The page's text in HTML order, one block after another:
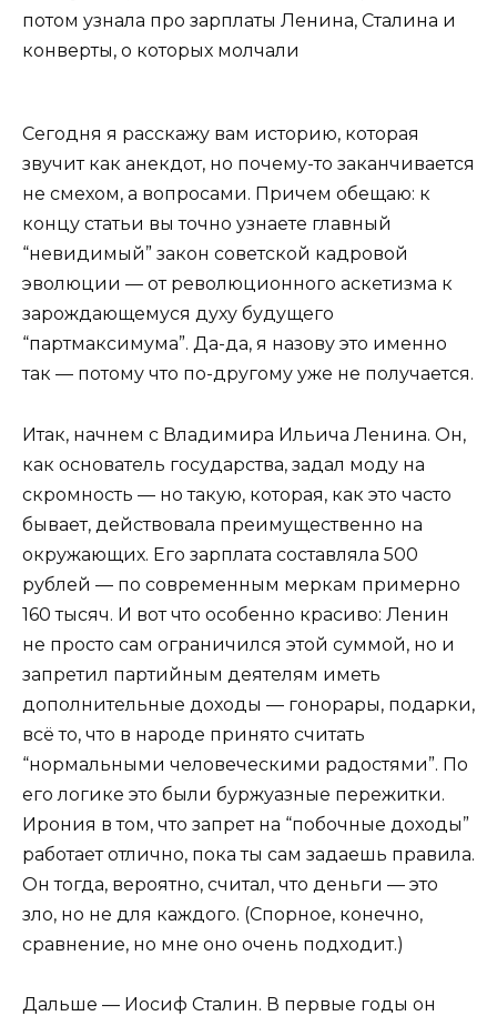
Сегодня я расскажу вам историю, которая
звучит как анекдот, но почему-то заканчивается
не смехом, а вопросами. Причем обещаю: к
концу статьи вы точно узнаете главный
“невидимый” закон советской кадровой
эволюции — от революционного аскетизма к
зарождающемуся духу будущего
“партмаксимума”. Да-да, я назову это именно
так — потому что по-другому уже не получается.
Итак, начнем с Владимира Ильича Ленина. Он,
как основатель государства, задал моду на
скромность — но такую, которая, как это часто
бывает, действовала преимущественно на
окружающих. Его зарплата составляла 500
рублей — по современным меркам примерно
160 тысяч. И вот что особенно красиво: Ленин
не просто сам ограничился этой суммой, но и
запретил партийным деятелям иметь
дополнительные доходы — гонорары, подарки,
всё то, что в народе принято считать
“нормальными человеческими радостями”. По
его логике это были буржуазные пережитки.
Ирония в том, что запрет на “побочные доходы”
работает отлично, пока ты сам задаешь правила.
Он тогда, вероятно, считал, что деньги — это
зло, но не для каждого. (Спорное, конечно,
сравнение, но мне оно очень подходит.)
Дальше — Иосиф Сталин. В первые годы он